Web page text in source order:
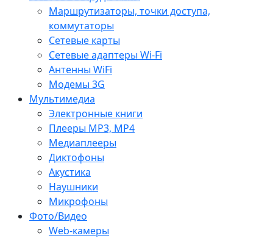
Маршрутизаторы, точки доступа,
коммутаторы
Сетевые карты
Сетевые адаптеры Wi-Fi
Антенны WiFi
Модемы 3G
Мультимедиа
Электронные книги
Плееры MP3, MP4
Медиаплееры
Диктофоны
Акустика
Наушники
Микрофоны
Фото/Видео
Web-камеры